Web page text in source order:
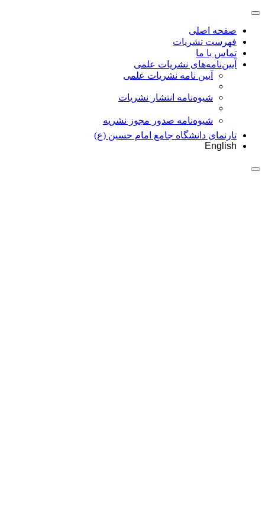
صفحه اصلی
فهرست نشریات
تماس با ما
آیین‌نامه‌های نشریات علمی
آیین نامه نشریات علمی
شیوه‌نامه انتشار نشریات
شیوهنامه صدور مجوز نشریه
تارنمای دانشگاه جامع امام حسین (ع)
English